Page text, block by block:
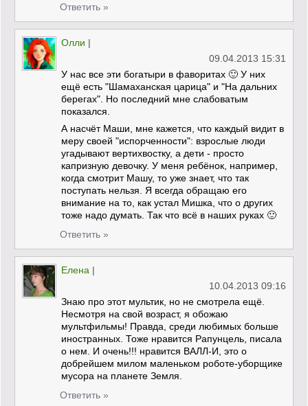
Ответить »
Олли |
09.04.2013 15:31
У нас все эти богатыри в фаворитах 🙂 У них
ещё есть "Шамаханская царица" и "На дальних
берегах". Но последний мне слабоватым
показался.
А насчёт Маши, мне кажется, что каждый видит в
меру своей "испорченности": взрослые люди
угадывают вертихвостку, а дети - просто
капризную девочку. У меня ребёнок, например,
когда смотрит Машу, то уже знает, что так
поступать нельзя. Я всегда обращаю его
внимание на то, как устал Мишка, что о других
тоже надо думать. Так что всё в наших руках 🙂
Ответить »
Елена |
10.04.2013 09:16
Знаю про этот мультик, но не смотрела ещё.
Несмотря на свой возраст, я обожаю
мультфильмы! Правда, среди любимых больше
иностранных. Тоже нравится Рапунцель, писала
о нем. И очень!!! нравится ВАЛЛ-И, это о
добрейшем милом маленьком роботе-уборщике
мусора на планете Земля.
Ответить »